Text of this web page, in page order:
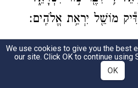
מוֹשֵׁ֖ל יִרְאַ֥ת אֱלֹהִֽים׃
Gesprochen hat der Gott
geredet der Hort Israels,
Herrscher über Menschen,
We use cookies to give you the best
our site. Click OK to continue using
OK